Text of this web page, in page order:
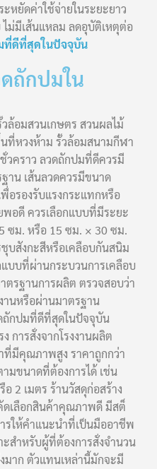
หยัดค่าใช้จ่ายในระยะยาว
ม่มีเส้นแหลม ลดอุบัติเหตุต่อ
ที่ดีที่สุดในปัจจุบัน
ถักปมใน
ล้อมสวนเกษตร สวนผลไม้
หวงห้าม รั้วล้อมสนามกีฬา
วคราว ลวดถักปมที่ดีควรมี
าน เส้นลวดควรมีขนาด
อรองรับแรงกระแทกหรือ
พอดี ควรเลือกแบบที่มีระยะ
ซม. หรือ 15 ซม. × 30 ซม.
ชุบสังกะสีหรือเคลือบกันสนิม
แบบที่ผ่านกระบวนการเคลือบ
ตรฐานการผลิต ตรวจสอบว่า
านหรือผ่านมาตรฐาน
ถักปมที่ดีที่สุดในปัจจุบัน
การสั่งจากโรงงานผลิต
ที่มีคุณภาพสูง ราคาถูกกว่า
มขนาดที่ต้องการได้ เช่น
2 เมตร ร้านวัสดุก่อสร้าง
ดเลือกสินค้าคุณภาพดี มีสต็
รให้คำแนะนำที่เป็นมืออาชีพ
สำหรับผู้ที่ต้องการสั่งจำนวน
มาก ตัวแทนเหล่านี้มักจะมี